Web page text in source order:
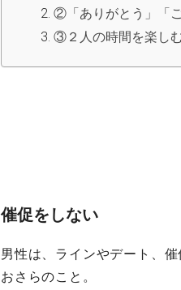
②「ありがとう」「
③２人の時間を楽し
催促をしない
男性は、ラインやデート、
おさらのこと。